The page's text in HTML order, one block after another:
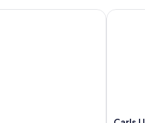
de concierge y recepción
Carls
Carls